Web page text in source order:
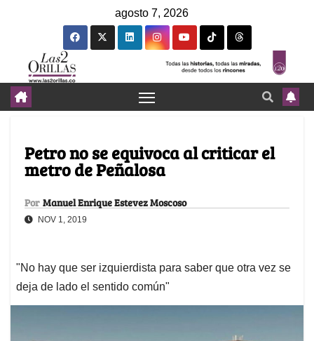
agosto 7, 2026
Petro no se equivoca al criticar el
metro de Peñalosa
Por Manuel Enrique Estevez Moscoso
NOV 1, 2019
"No hay que ser izquierdista para saber que otra vez se
deja de lado el sentido común"